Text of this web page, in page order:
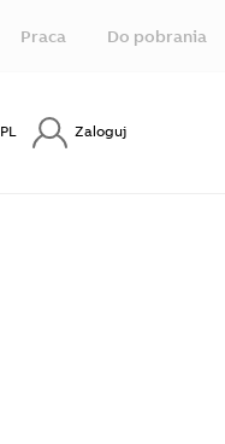
Praca Do pobrania
PL Zaloguj